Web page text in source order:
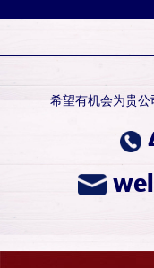
希望有机会为贵公